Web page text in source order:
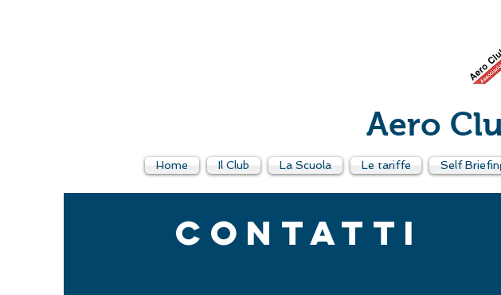
Aero
Home Il Club La Scuola Le tariffe Self
CONTATTI